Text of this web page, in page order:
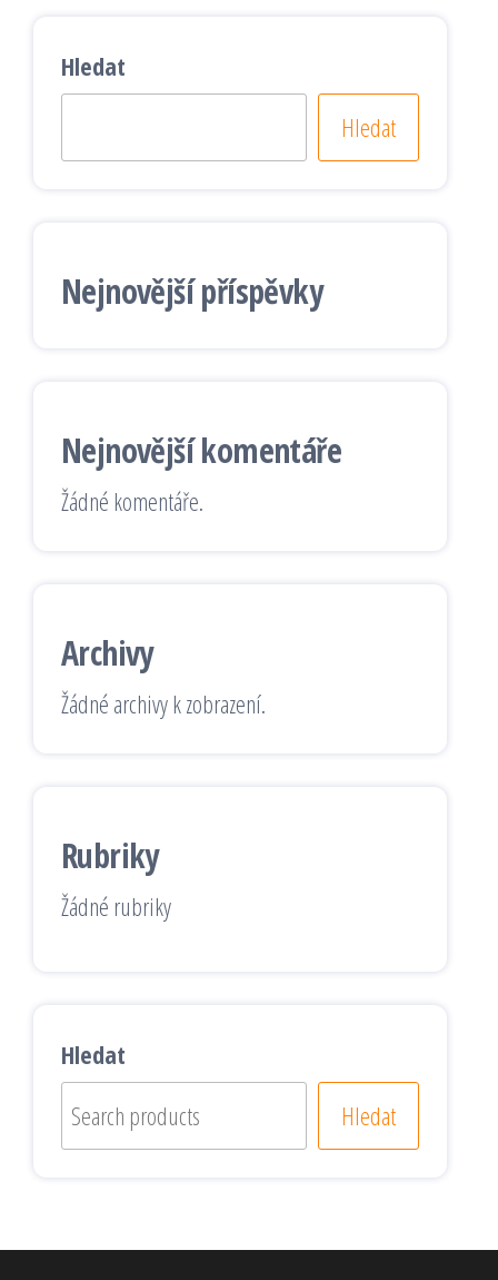
Hledat
Hledat
Nejnovější příspěvky
Nejnovější komentáře
Žádné komentáře.
Archivy
Žádné archivy k zobrazení.
Rubriky
Žádné rubriky
Hledat
Hledat